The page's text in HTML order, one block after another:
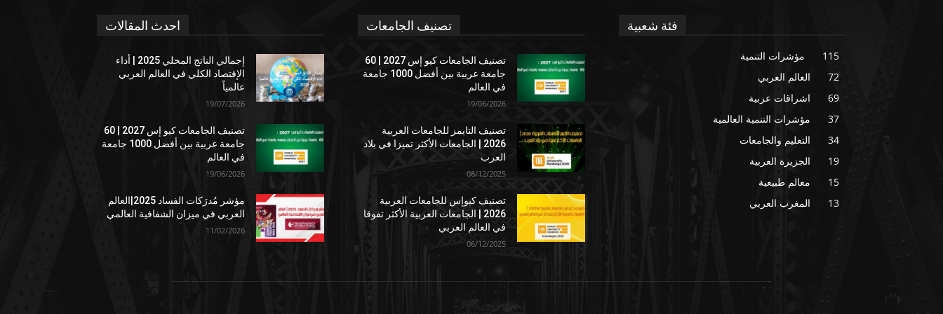
احدث المقالات
إجمالي الناتج المحلي 2025 | أداء
الإقتصاد الكلي في العالم العربي
عالمياً
19/07/2026
تصنيف الجامعات كيو إس 2027 | 60
جامعة عربية بين أفضل 1000 جامعة
في العالم
19/06/2026
مؤشر مُدرَكات الفساد 2025|العالم
العربي في ميزان الشفافية العالمي
11/02/2026
تصنيف الجامعات
تصنيف الجامعات كيو إس 2027 | 60
جامعة عربية بين أفضل 1000 جامعة
في العالم
19/06/2026
تصنيف التايمز للجامعات العربية
2026 | الجامعات الأكثر تميزا في بلاد
العرب
08/12/2025
تصنيف كيوإس للجامعات العربية
2026 | الجامعات العربية الأكثر تفوقا
في العالم العربي
06/12/2025
فئة شعبية
مؤشرات التنمية
115
العالم العربي
72
اشراقات عربية
69
مؤشرات التنمية العالمية
37
التعليم والجامعات
34
الجزيرة العربية
19
معالم طبيعية
15
المغرب العربي
13